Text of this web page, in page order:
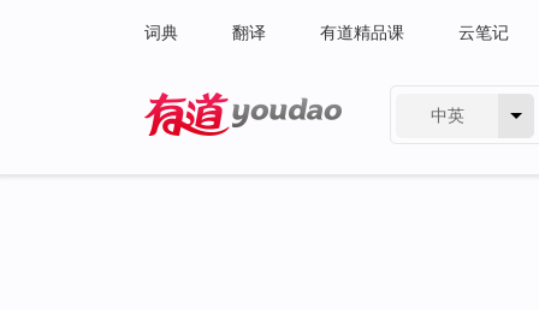
词典 翻译 有道精品课 云笔记
中英